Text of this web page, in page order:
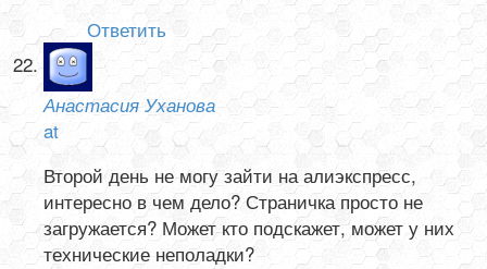
Ответить
Анастасия Уханова
at
Второй день не могу зайти на алиэкспресс,
интересно в чем дело? Страничка просто не
загружается? Может кто подскажет, может у них
технические неполадки?